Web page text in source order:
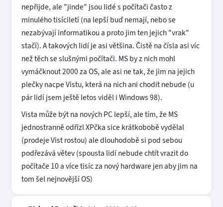
nepřijde, ale "jinde" jsou lidé s počítači často z
minulého tisíciletí (na lepší buď nemají, nebo se
nezabývají informatikou a proto jim ten jejich "vrak"
stačí). A takových lidí je asi většina. Čistě na čísla asi víc
než těch se slušnými počítači. MS by z nich mohl
vymáčknout 2000 za OS, ale asi ne tak, že jim na jejich
plečky nacpe Vistu, která na nich ani chodit nebude (u
pár lidí jsem ještě letos viděl i Windows 98).
Vista může být na nových PC lepší, ale tím, že MS
jednostranně odřízl XPčka sice krátkobobě vydělal
(prodeje Vist rostou) ale dlouhodobě si pod sebou
podřezává větev (spousta lidí nebude chtít vrazit do
počítače 10 a více tisíc za nový hardware jen aby jim na
tom šel nejnovější OS)